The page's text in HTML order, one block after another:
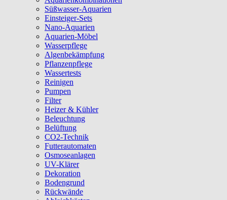
Süßwasser-Aquarien
Einsteiger-Sets
Nano-Aquarien
Aquarien-Möbel
Wasserpflege
Algenbekämpfung
Pflanzenpflege
Wassertests
Reinigen
Pumpen
Filter
Heizer & Kühler
Beleuchtung
Belüftung
CO2-Technik
Futterautomaten
Osmoseanlagen
UV-Klärer
Dekoration
Bodengrund
Rückwände